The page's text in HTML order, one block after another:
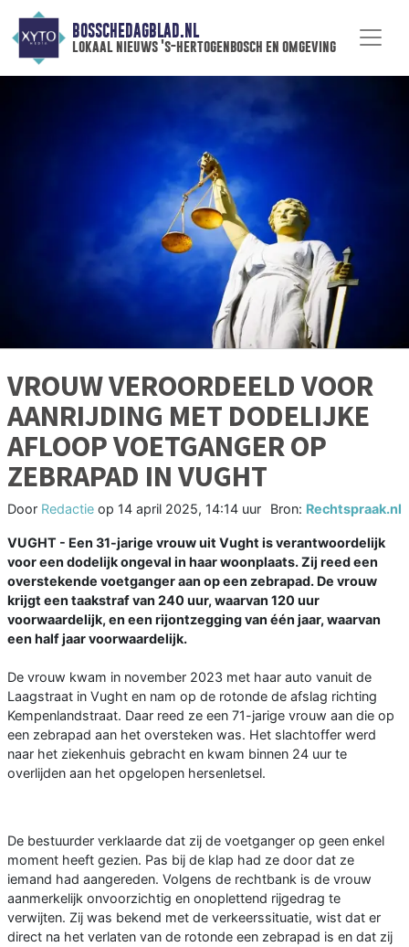
BOSSCHEDAGBLAD.NL
lokaal nieuws 's-hertogenbosch en omgeving
VROUW VEROORDEELD VOOR
AANRIJDING MET DODELIJKE
AFLOOP VOETGANGER OP
ZEBRAPAD IN VUGHT
Door Redactie op 14 april 2025, 14:14 uur Bron: Rechtspraak.nl
VUGHT - Een 31-jarige vrouw uit Vught is verantwoordelijk
voor een dodelijk ongeval in haar woonplaats. Zij reed een
overstekende voetganger aan op een zebrapad. De vrouw
krijgt een taakstraf van 240 uur, waarvan 120 uur
voorwaardelijk, en een rijontzegging van één jaar, waarvan
een half jaar voorwaardelijk.
De vrouw kwam in november 2023 met haar auto vanuit de
Laagstraat in Vught en nam op de rotonde de afslag richting
Kempenlandstraat. Daar reed ze een 71-jarige vrouw aan die op
een zebrapad aan het oversteken was. Het slachtoffer werd
naar het ziekenhuis gebracht en kwam binnen 24 uur te
overlijden aan het opgelopen hersenletsel.
De bestuurder verklaarde dat zij de voetganger op geen enkel
moment heeft gezien. Pas bij de klap had ze door dat ze
iemand had aangereden. Volgens de rechtbank is de vrouw
aanmerkelijk onvoorzichtig en onoplettend rijgedrag te
verwijten. Zij was bekend met de verkeerssituatie, wist dat er
direct na het verlaten van de rotonde een zebrapad is en dat zij